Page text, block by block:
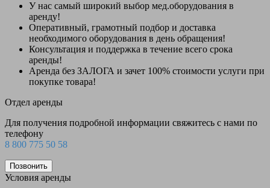
У нас самый широкий выбор мед.оборудования в
аренду!
Оперативный, грамотный подбор и доставка
необходимого оборудования в день обращения!
Консультация и поддержка в течение всего срока
аренды!
Аренда без ЗАЛОГА и зачет 100% стоимости услуги при
покупке товара!
Отдел аренды
Для получения подробной информации свяжитесь с нами по
телефону
8 800 775 50 58
Позвонить
Условия аренды